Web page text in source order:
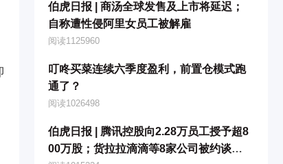
伯虎日报 | 商汤全球发售及上市将延迟；
自称遭性侵阿里女员工被解雇
阅读1125960
叮咚买菜连续六季度盈利，前置仓模式跑
通了？
阅读1026498
伯虎日报 | 腾讯控股向2.28万员工授予超8
00万股；货拉拉滴滴等8家公司被约谈提